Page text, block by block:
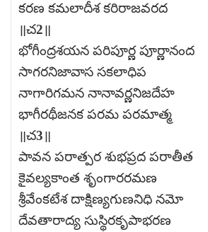
కరణ కమలాదీశ కరిరాజవరద
॥చ2॥
భోగీంద్రశయన పరిపూర్ణ పూర్ణానంద
సాగరనిజావాస సకలాధిప
నాగారిగమన నానావర్ణనిజదేహ
భాగీరథీజనక పరమ పరమాత్మ
॥చ3॥
పావన పరాత్పర శుభప్రద పరాతీత
కైవల్యకాంత శృంగారరమణ
శ్రీవేంకటేశ దాక్షిణ్యగుణనిధి నమో
దేవతారాద్య సుస్థిరకృపాభరణ